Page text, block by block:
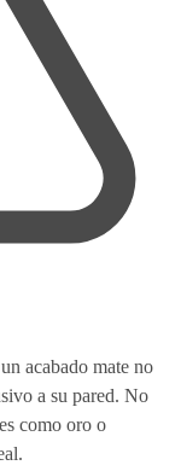
acabado mate no
a su pared. No
como oro o